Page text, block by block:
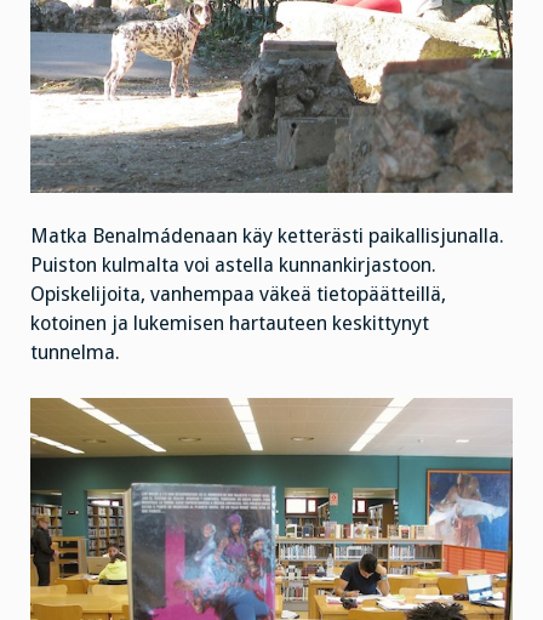
Matka Benalmádenaan käy ketterästi paikallisjunalla.
Puiston kulmalta voi astella kunnankirjastoon.
Opiskelijoita, vanhempaa väkeä tietopäätteillä,
kotoinen ja lukemisen hartauteen keskittynyt
tunnelma.